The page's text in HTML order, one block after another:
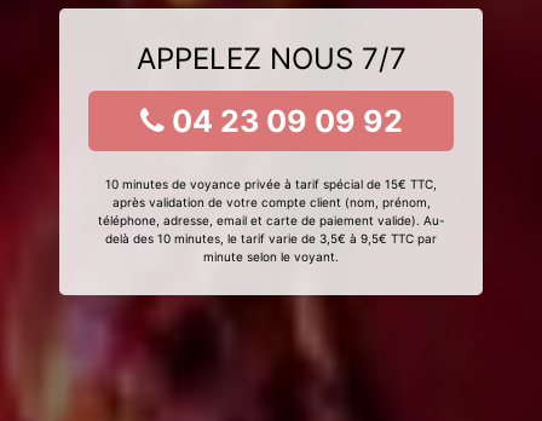
APPELEZ NOUS 7/7
04 23 09 09 92
10 minutes de voyance privée à tarif spécial de 15€ TTC,
après validation de votre compte client (nom, prénom,
téléphone, adresse, email et carte de paiement valide). Au-
delà des 10 minutes, le tarif varie de 3,5€ à 9,5€ TTC par
minute selon le voyant.